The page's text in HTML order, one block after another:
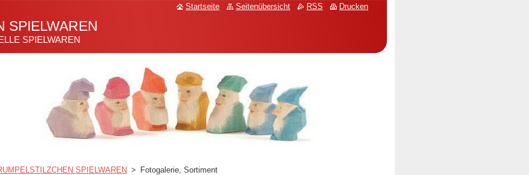
SPIELWAREN
SPIELWAREN
SPIELWAREN > Fotogalerie, Sortiment
Startseite Seitenübersicht RSS Drucken